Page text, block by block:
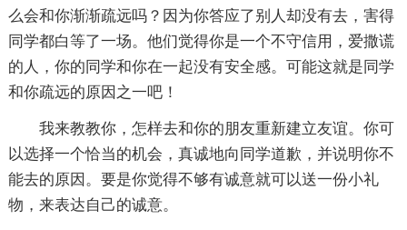
么会和你渐渐疏远吗？因为你答应了别人却没有去，害得
同学都白等了一场。他们觉得你是一个不守信用，爱撒谎
的人，你的同学和你在一起没有安全感。可能这就是同学
和你疏远的原因之一吧！
我来教教你，怎样去和你的朋友重新建立友谊。你可
以选择一个恰当的机会，真诚地向同学道歉，并说明你不
能去的原因。要是你觉得不够有诚意就可以送一份小礼
物，来表达自己的诚意。